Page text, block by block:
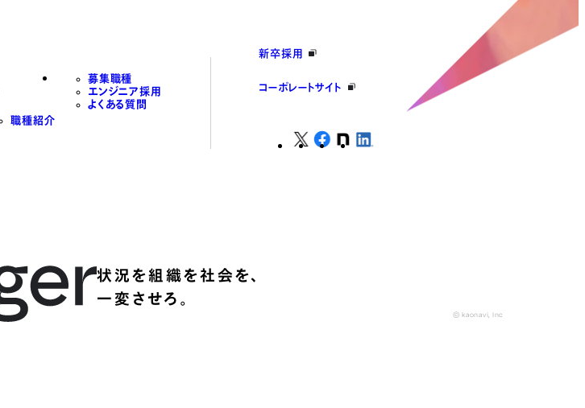
職種紹介
募集職種
エンジニア採用
よくある質問
新卒採用
コーポレートサイト
状況を組織を社会を、
一変させろ。
© kaonavi, Inc